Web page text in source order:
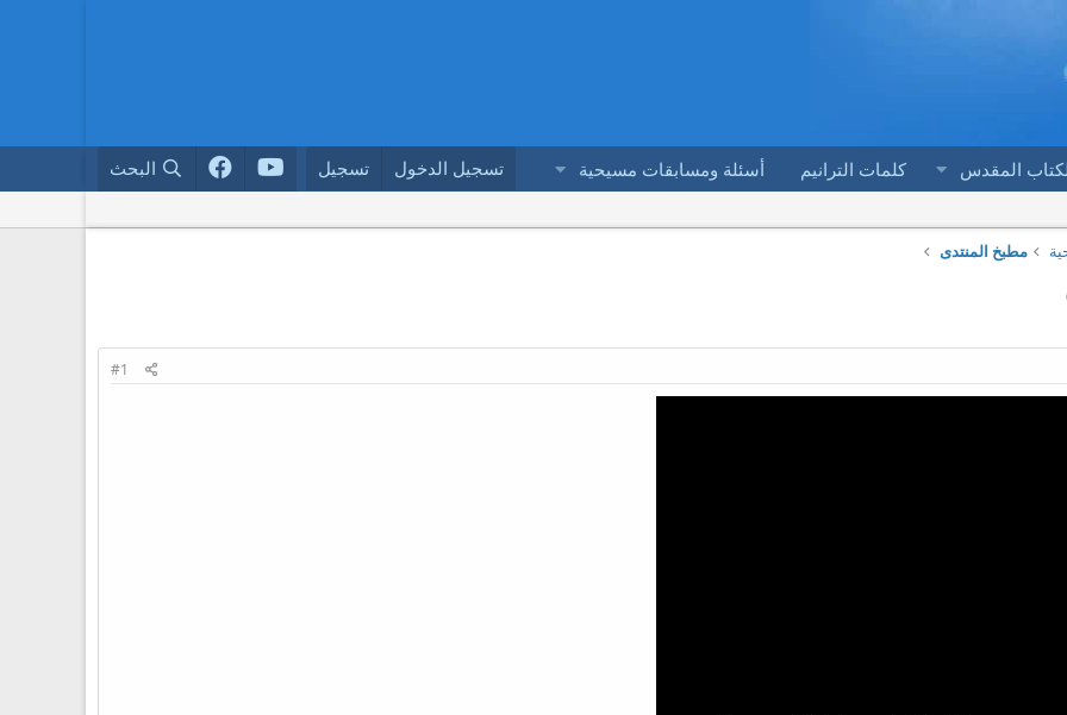
المقدس كلمات الترانيم أسئلة ومسابقات مسيحية تسجيل الدخول تسجيل البحث
مطبخ المنتدى
#1